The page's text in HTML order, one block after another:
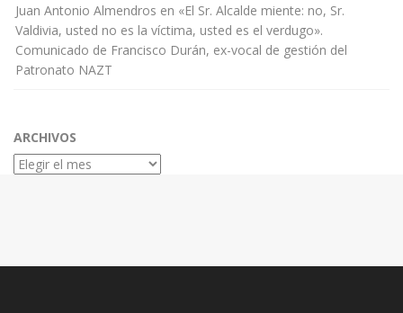
Juan Antonio Almendros en «El Sr. Alcalde miente: no, Sr.
Valdivia, usted no es la víctima, usted es el verdugo».
Comunicado de Francisco Durán, ex-vocal de gestión del
Patronato NAZT
ARCHIVOS
Archivos